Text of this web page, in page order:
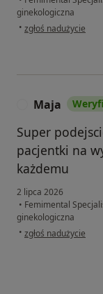
ginekologiczna
• w opinii użytkownika
zgłoś nadużycie
Maja
Super
pacjentki na
każdemu
2 lipca 2026
• Femimental
ginekologiczna
• w opinii użytkownika
zgłoś nadużycie